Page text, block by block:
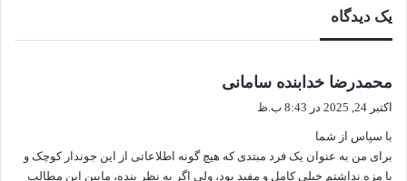
یک دیدگاه
محمدرضا خدابنده سامانی
اکتبر 24, 2025 در 8:43 ب.ظ
با سپاس از شما
برای من به عنوان یک فرد مبتدی که‌ هیچ گونه اطلاعاتی از این جوندار کوچک و
با مزه نداشتم خیلی کامل و مفید بود، ولی اگر به نظر بنده، مابین این مطالب